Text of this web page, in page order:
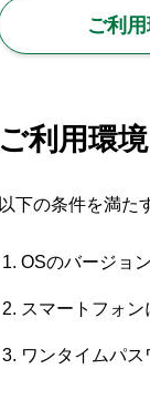
ご利
ご利用環境
以下の条件を満た
OSのバージョ
スマートフォ
ワンタイムパ